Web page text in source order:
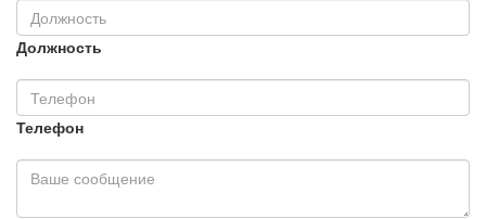
Должность
Телефон